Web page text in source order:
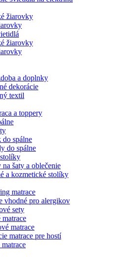
žiarovky
žiarovky
a doplnky
dekorácie
textil
a toppery
spálne
do spálne
na šaty a oblečenie
a kozmetické stolíky
matrace
vhodné pro alergikov
sety
matrace
matrace
matrace pre hostí